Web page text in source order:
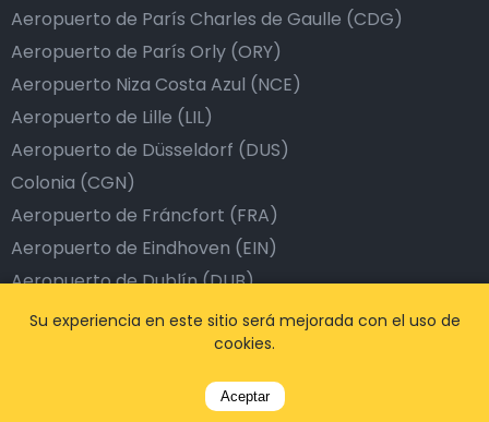
Aeropuerto de París Charles de Gaulle (CDG)
Aeropuerto de París Orly (ORY)
Aeropuerto Niza Costa Azul (NCE)
Aeropuerto de Lille (LIL)
Aeropuerto de Düsseldorf (DUS)
Colonia (CGN)
Aeropuerto de Fráncfort (FRA)
Aeropuerto de Eindhoven (EIN)
Aeropuerto de Dublín (DUB)
Aeropuerto de Barcelona (BCN)
Aeropuerto de Estambul (IST)
Aeropuerto de Dubái (DXB)
Aeropuerto de Londres (LHR)
Su experiencia en este sitio será mejorada con el uso de
cookies.
Aceptar